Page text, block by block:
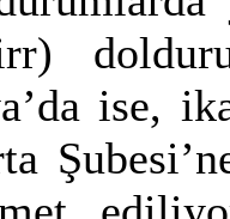
ise,